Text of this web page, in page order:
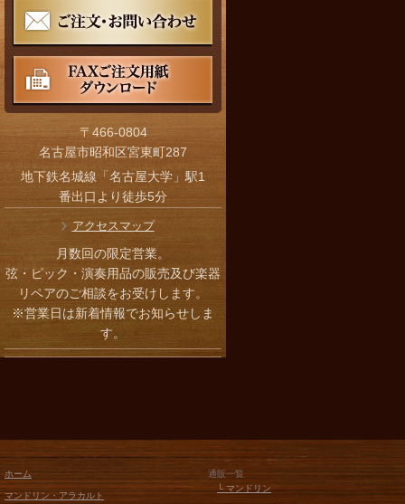
〒466-0804
名古屋市昭和区宮東町287
地下鉄名城線「名古屋大学」駅1
番出口より徒歩5分
アクセスマップ
月数回の限定営業。
弦・ピック・演奏用品の販売及び楽器
リペアのご相談をお受けします。
※営業日は新着情報でお知らせしま
す。
ホーム
マンドリン・アラカルト
通販一覧
└ マンドリン